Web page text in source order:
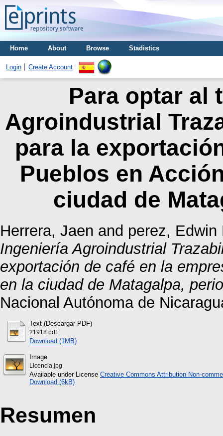
Home About Browse Stadistics
Login Create Account
Para optar al
Agroindustrial
para la
Pueblos en
ciudad de
Herrera, Jaen and perez, Edwin
Ingeniería Agroindustrial
exportación de café en la
en la ciudad de Matagalpa,
Nacional Autónoma de
Text (Descargar PDF)
21918.pdf
Download (1MB)
Image
Licencia.jpg
Available under License Creative Commons Attribution Non-
Download (6kB)
Resumen